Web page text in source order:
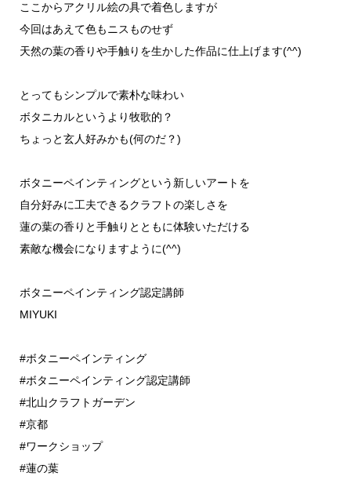
ここからアクリル絵の具で着色しますが
今回はあえて色もニスものせず
天然の葉の香りや手触りを生かした作品に仕上げます(^^)
とってもシンプルで素朴な味わい
ボタニカルというより牧歌的？
ちょっと玄人好みかも(何のだ？)
ボタニーペインティングという新しいアートを
自分好みに工夫できるクラフトの楽しさを
蓮の葉の香りと手触りとともに体験いただける
素敵な機会になりますように(^^)
ボタニーペインティング認定講師
MIYUKI
#ボタニーペインティング
#ボタニーペインティング認定講師
#北山クラフトガーデン
#京都
#ワークショップ
#蓮の葉